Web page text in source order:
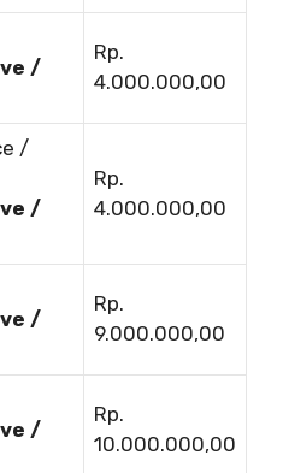
/
Rp.
4.000.000,00
/
/
Rp.
4.000.000,00
/
Rp.
9.000.000,00
/
Rp.
10.000.000,00